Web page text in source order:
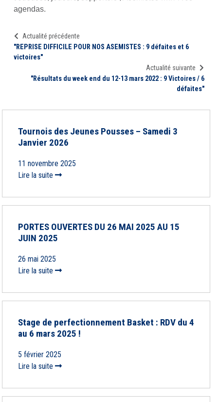
agendas.
Actualité précédente
"REPRISE DIFFICILE POUR NOS ASEMISTES : 9 défaites et 6
victoires"
Actualité suivante
"Résultats du week end du 12-13 mars 2022 : 9 Victoires / 6
défaites"
Tournois des Jeunes Pousses – Samedi 3
Janvier 2026
11 novembre 2025
Lire la suite
PORTES OUVERTES DU 26 MAI 2025 AU 15
JUIN 2025
26 mai 2025
Lire la suite
Stage de perfectionnement Basket : RDV du 4
au 6 mars 2025 !
5 février 2025
Lire la suite